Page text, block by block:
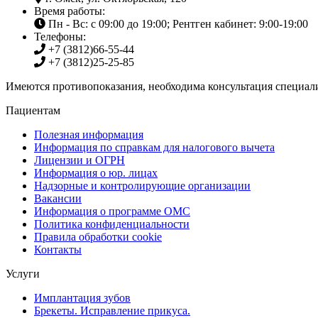
Время работы:
Пн - Вс: с 09:00 до 19:00; Рентген кабинет: 9:00-19:00
Телефоны:
+7 (3812)66-55-44
+7 (3812)25-25-85
Имеются противопоказания, необходима консультация
Пациентам
Полезная информация
Информация по справкам для налогового вычета
Лицензии и ОГРН
Информация о юр. лицах
Надзорные и контролирующие организации
Вакансии
Информация о программе ОМС
Политика конфиденциальности
Правила обработки cookie
Контакты
Услуги
Имплантация зубов
Брекеты. Исправление прикуса.